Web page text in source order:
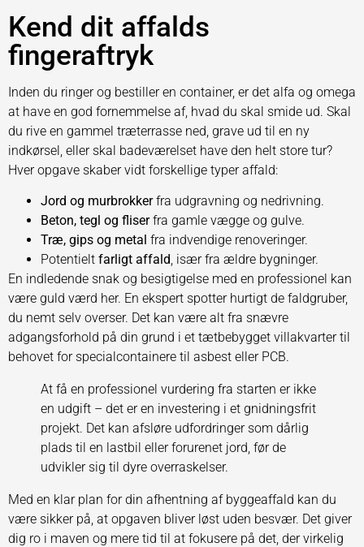
Kend dit affalds
fingeraftryk
Inden du ringer og bestiller en container, er det alfa og omega
at have en god fornemmelse af, hvad du skal smide ud. Skal
du rive en gammel træterrasse ned, grave ud til en ny
indkørsel, eller skal badeværelset have den helt store tur?
Hver opgave skaber vidt forskellige typer affald:
Jord og murbrokkerfra udgravning og nedrivning.
Beton, tegl og fliserfra gamle vægge og gulve.
Træ, gips og metal fra indvendige renoveringer.
Potentielt farligt affald, især fra ældre bygninger.
En indledende snak og besigtigelse med en professionel kan
være guld værd her. En ekspert spotter hurtigt de faldgruber,
du nemt selv overser. Det kan være alt fra snævre
adgangsforhold på din grund i et tætbebygget villakvarter til
behovet for specialcontainere til asbest eller PCB.
At få en professionel vurdering fra starten er ikke
en udgift – det er en investering i et gnidningsfrit
projekt. Det kan afsløre udfordringer som dårlig
plads til en lastbil eller forurenet jord, før de
udvikler sig til dyre overraskelser.
Med en klar plan for din afhentning af byggeaffald kan du
være sikker på, at opgaven bliver løst uden besvær. Det giver
dig ro i maven og mere tid til at fokusere på det, der virkelig